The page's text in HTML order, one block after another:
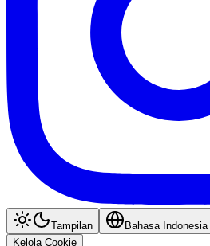
Tampilan
Bahasa Indonesia
Kelola Cookie